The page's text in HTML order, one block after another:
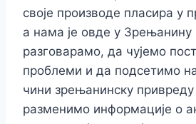
своје производе пласира у
а нама је овде у
разговарамо, да чујемо
проблеми и да подсетимо
чини зрењанинску
разменимо информације о